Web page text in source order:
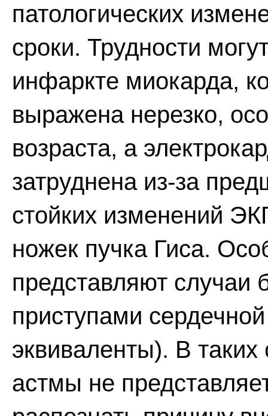
патологических
сроки. Трудности
инфаркте миокарда,
выражена нерезко,
возраста, а
затруднена из-за
стойких изменений
ножек пучка Гиса.
представляют случаи
приступами
эквиваленты). В таких
астмы не